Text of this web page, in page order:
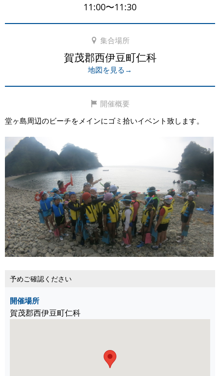
11:00〜11:30
集合場所
賀茂郡西伊豆町仁科
地図を見る→
開催概要
堂ヶ島周辺のビーチをメインにゴミ拾いイベント致します。
予めご確認ください
開催場所
賀茂郡西伊豆町仁科